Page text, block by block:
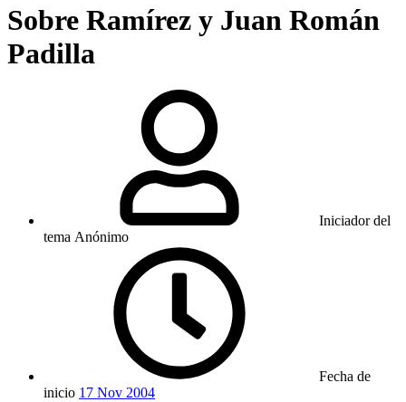
Sobre Ramírez y Juan Román
Padilla
Iniciador del
tema Anónimo
Fecha de
inicio 17 Nov 2004